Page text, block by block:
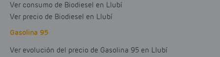
Ver consumo de Biodiesel en Llubí
Ver precio de Biodiesel en Llubí
Gasolina 95
Ver evolución del precio de Gasolina 95 en Llubí